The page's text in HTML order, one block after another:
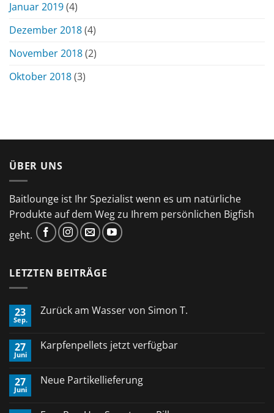
Januar 2019(4)
Dezember 2018(4)
November 2018(2)
Oktober 2018(3)
ÜBER UNS
Baitlounge ist Ihr Spezialist wenn es um natürliche
Produkte auf dem Weg zu Ihrem persönlichen Bigfish
geht.
LETZTEN BEITRÄGE
23
Sep.
Zurück am Wasser von Simon T.
Zurück
Simon
T.
27
Juni
Karpfenpellets jetzt verfügbar
Karpfenpellets
27
Juni
Neue Partikellieferung